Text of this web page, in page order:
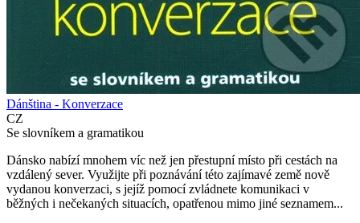
Dánština - Konverzace
CZ
Se slovníkem a gramatikou
Dánsko nabízí mnohem víc než jen přestupní místo při cestách na
vzdálený sever. Využijte při poznávání této zajímavé země nově
vydanou konverzaci, s jejíž pomocí zvládnete komunikaci v
běžných i nečekaných situacích, opatřenou mimo jiné seznamem...